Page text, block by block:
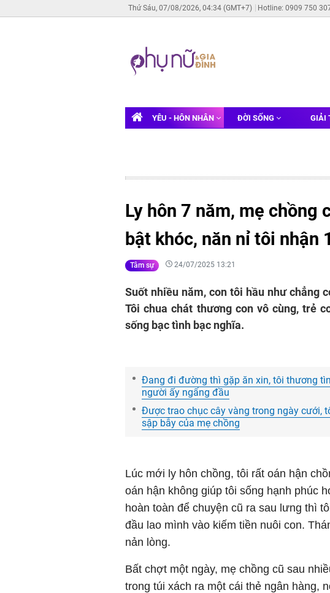
Thứ Sáu, 07/08/2026, 04:34 (GMT+7) Hotline: 0909 750
YÊU - HÔN NHÂN ĐỜI SỐNG GIẢI
Ly hôn 7 năm, mẹ chồng
bật khóc, năn nỉ tôi nhận
Tâm sự 24/07/2025 13:21
Suốt nhiều năm, con tôi hầu như chẳng
Tôi chua chát thương con vô cùng, trẻ
sống bạc tình bạc nghĩa.
Đang đi đường thì gặp ăn xin, tôi thương
người ấy ngẩng đầu
Được trao chục cây vàng trong ngày cưới,
sập bẫy của mẹ chồng
Lúc mới ly hôn chồng, tôi rất oán hận
oán hận không giúp tôi sống hạnh phúc
hoàn toàn để chuyện cũ ra sau lưng thì
đầu lao mình vào kiếm tiền nuôi con.
nản lòng.
Bất chợt một ngày, mẹ chồng cũ sau
trong túi xách ra một cái thẻ ngân hàng,